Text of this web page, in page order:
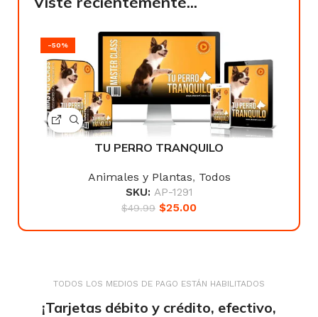
-50%
TU PERRO TRANQUILO
Animales y Plantas, Todos
SKU: AP-1291
$49.99 $25.00
TODOS LOS MEDIOS DE PAGO ESTÁN HABILITADOS
¡Tarjetas débito y crédito, efectivo,